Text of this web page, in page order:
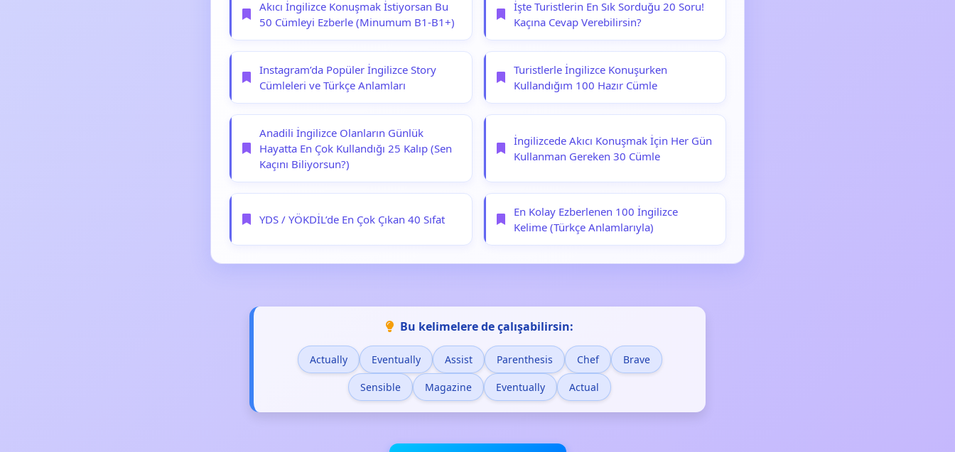
Akıcı İngilizce Konuşmak İstiyorsan Bu
50 Cümleyi Ezberle (Minumum B1-B1+)
İşte Turistlerin En Sık Sorduğu 20 Soru!
Kaçına Cevap Verebilirsin?
Instagram’da Popüler İngilizce Story
Cümleleri ve Türkçe Anlamları
Turistlerle İngilizce Konuşurken
Kullandığım 100 Hazır Cümle
Anadili İngilizce Olanların Günlük
Hayatta En Çok Kullandığı 25 Kalıp (Sen
Kaçını Biliyorsun?)
İngilizcede Akıcı Konuşmak İçin Her Gün
Kullanman Gereken 30 Cümle
YDS / YÖKDİL’de En Çok Çıkan 40 Sıfat
En Kolay Ezberlenen 100 İngilizce
Kelime (Türkçe Anlamlarıyla)
Bu kelimelere de çalışabilirsin:
Actually Eventually Assist Parenthesis Chef Brave
Sensible Magazine Eventually Actual